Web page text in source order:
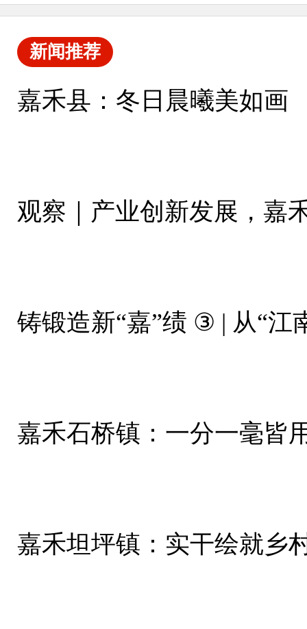
新闻推荐
嘉禾县：冬日晨曦美如画
观察｜产业创新发展，嘉
铸锻造新“嘉”绩 ③ | 从“江
嘉禾石桥镇：一分一毫皆
嘉禾坦坪镇：实干绘就乡